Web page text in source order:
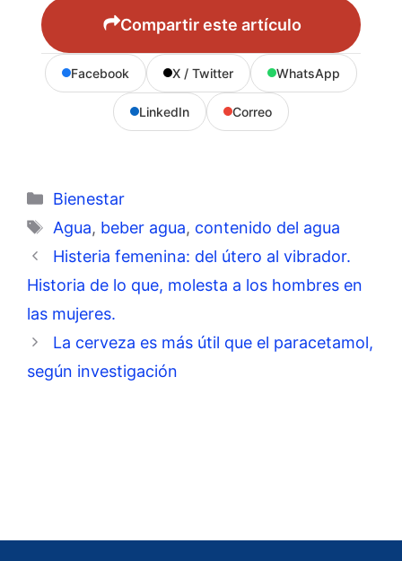
Compartir este artículo
Facebook X / Twitter WhatsApp
LinkedIn Correo
Categorías
Bienestar
Etiquetas
Agua, beber agua, contenido del agua
Histeria femenina: del útero al vibrador.
Historia de lo que, molesta a los hombres en
las mujeres.
La cerveza es más útil que el paracetamol,
según investigación